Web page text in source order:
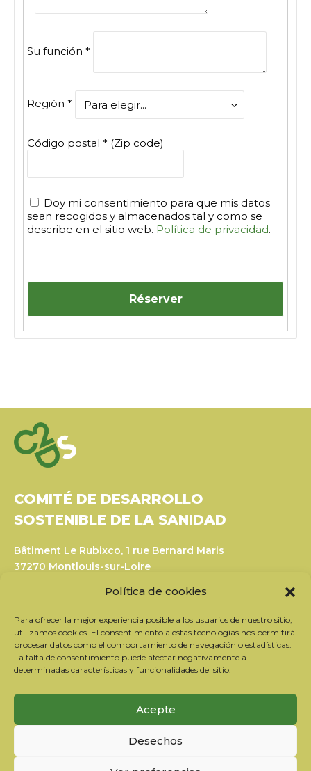
Política de cookies
Para ofrecer la mejor experiencia posible a los usuarios de nuestro sitio,
utilizamos cookies. El consentimiento a estas tecnologías nos permitirá
procesar datos como el comportamiento de navegación o estadísticas.
La falta de consentimiento puede afectar negativamente a
determinadas características y funcionalidades del sitio.
Acepte
Desechos
Su función *
Región *
Código postal * (Zip code)
Doy mi consentimiento para que mis datos
sean recogidos y almacenados tal y como se
describe en el sitio web. Política de privacidad.
COMITÉ DE DESARROLLO
SOSTENIBLE DE LA SANIDAD
Bâtiment Le Rubixco, 1 rue Bernard Maris
37270 Montlouis-sur-Loire
TwitterLinkedIn
Youtube
Suscríbase a nuestro boletín
Contactar con el equipo
Política de cookies